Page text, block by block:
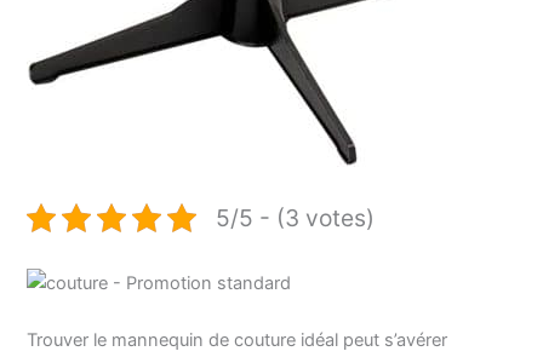
5/5 - (3 votes)
Trouver le mannequin de couture idéal peut s’avérer